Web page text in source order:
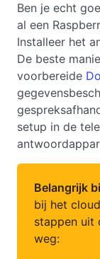
Ben je echt
al een
Installeer het
De beste
voorbereide
setup in de
Belangrijk
bij het
stappen uit
weg: